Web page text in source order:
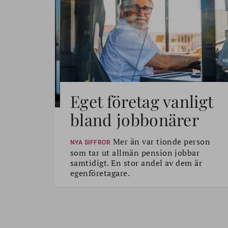
Eget företag vanligt
bland jobbonärer
NYA SIFFROR Mer än var tionde person
som tar ut allmän pension jobbar
samtidigt. En stor andel av dem är
egenföretagare.